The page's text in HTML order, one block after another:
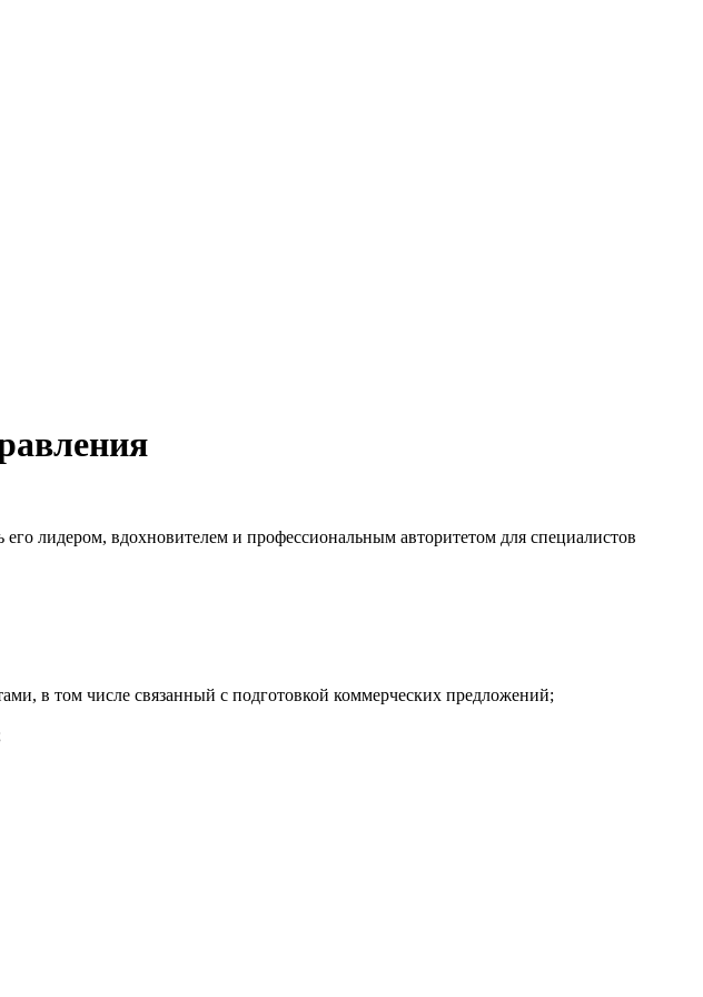
лидером, вдохновителем и профессиональным авторитетом для специалистов
в том числе связанный с подготовкой коммерческих предложений;